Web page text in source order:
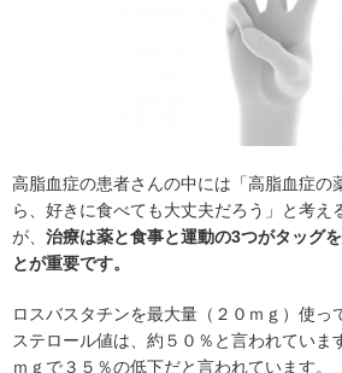
高脂血症の患者さんの中には「高脂血症の
ら、好きに食べても大丈夫だろう」と考え
が、 治療は薬と食事と運動の3つがタッグ
とが重要です。
ロスバスタチンを最大量（２０ｍｇ）使っ
ステロール値は、約５０％と言われていま
ｍｇで３５％の低下だと言われています。